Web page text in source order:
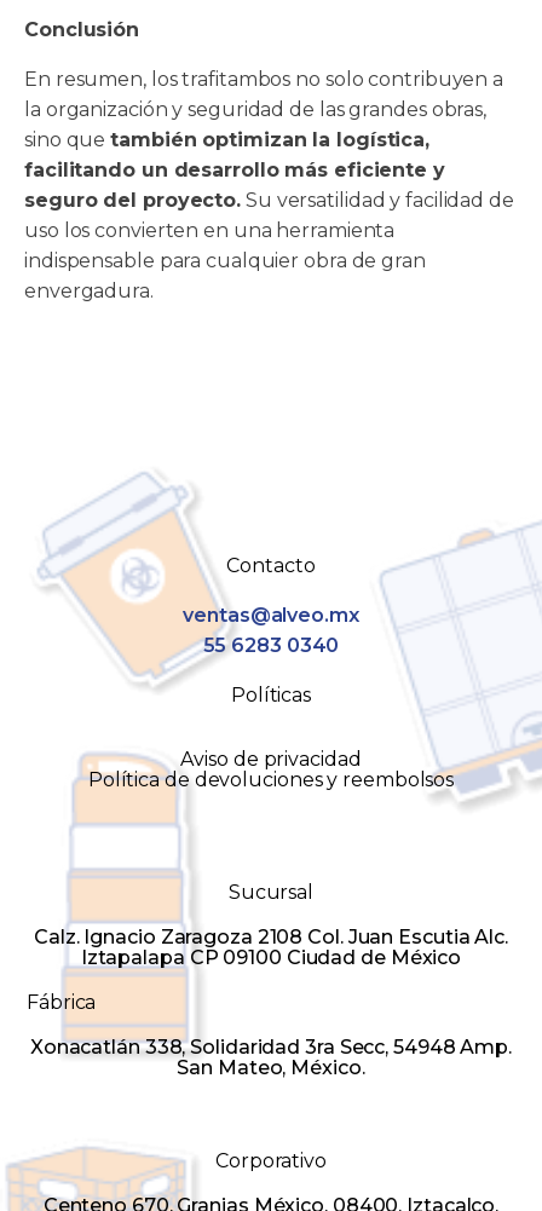
Conclusión
En resumen, los trafitambos no solo contribuyen a
la organización y seguridad de las grandes obras,
sino quetambién optimizan la logística,
facilitando un desarrollo más eficiente y
seguro del proyecto. Su versatilidad y facilidad de
uso los convierten en una herramienta
indispensable para cualquier obra de gran
envergadura.
Contacto
ventas@alveo.mx
55 6283 0340
Políticas
Aviso de privacidad
Política de devoluciones y reembolsos
Sucursal
Calz. Ignacio Zaragoza 2108 Col. Juan Escutia Alc.
Iztapalapa CP 09100 Ciudad de México
Fábrica
Xonacatlán 338, Solidaridad 3ra Secc, 54948 Amp.
San Mateo, México.
Corporativo
Centeno 670, Granjas México, 08400, Iztacalco,